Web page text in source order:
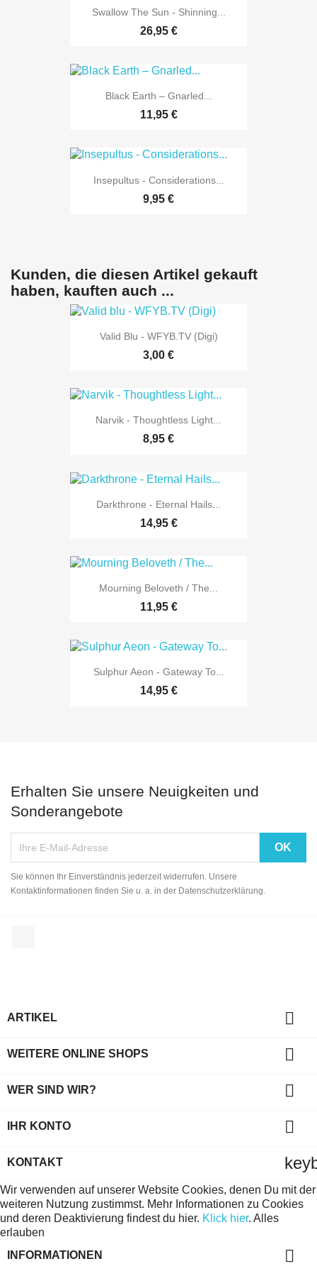
Swallow The Sun - Shinning...
26,95 €
Black Earth – Gnarled...
11,95 €
Insepultus - Considerations...
9,95 €
Kunden, die diesen Artikel gekauft
haben, kauften auch ...
Valid Blu - WFYB.TV (Digi)
3,00 €
Narvik - Thoughtless Light...
8,95 €
Darkthrone - Eternal Hails...
14,95 €
Mourning Beloveth / The...
11,95 €
Sulphur Aeon - Gateway To...
14,95 €
Erhalten Sie unsere Neuigkeiten und
Sonderangebote
Sie können Ihr Einverständnis jederzeit widerrufen. Unsere
Kontaktinformationen finden Sie u. a. in der Datenschutzerklärung.
ARTIKEL 
WEITERE ONLINE SHOPS 
WER SIND WIR? 
IHR KONTO 
KONTAKT
Wir verwenden auf unserer Website Cookies, denen Du mit der
weiteren Nutzung zustimmst. Mehr Informationen zu Cookies
und deren Deaktivierung findest du hier. Klick hier. Alles
erlauben
INFORMATIONEN
